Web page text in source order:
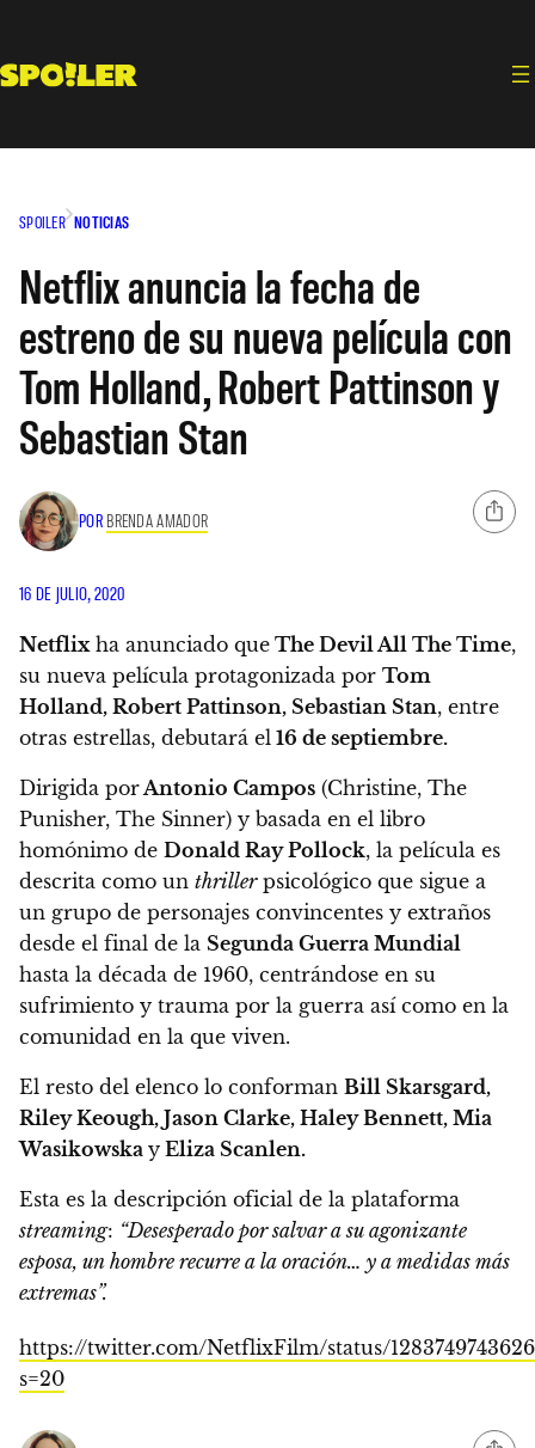
contenido
SPOILER NOTICIAS
Netflix anuncia la fecha de
estreno de su nueva película con
Tom Holland, Robert Pattinson y
Sebastian Stan
POR BRENDA AMADOR
16 DE JULIO, 2020
Netflixha anunciado que The Devil All The Time,
su nueva película protagonizada por Tom
Holland, Robert Pattinson, Sebastian Stan, entre
otras estrellas, debutará el 16 de septiembre.
Dirigida porAntonio Campos (Christine, The
Punisher, The Sinner) y basada en el libro
homónimo de Donald Ray Pollock, la película es
descrita como un thrillerpsicológico que sigue a
un grupo de personajes convincentes y extraños
desde el final de la Segunda Guerra Mundial
hasta la década de 1960, centrándose en su
sufrimiento y trauma por la guerra así como en la
comunidad en la que viven.
El resto del elenco lo conforman Bill Skarsgard,
Riley Keough, Jason Clarke, Haley Bennett, Mia
Wasikowska y Eliza Scanlen.
Esta es la descripción oficial de la plataforma
streaming: “Desesperado por salvar a su agonizante
esposa, un hombre recurre a la oración… y a medidas más
extremas”.
https://twitter.com/NetflixFilm/status/
s=20